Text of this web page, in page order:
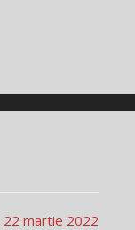
22 martie 2022